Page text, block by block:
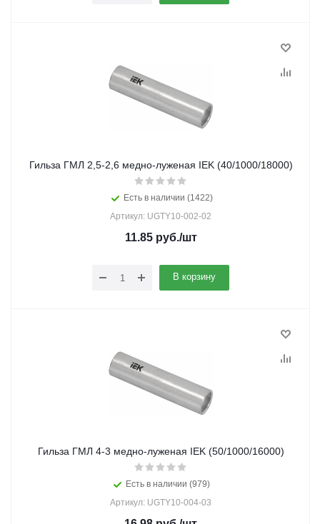
Гильза ГМЛ 2,5-2,6 медно-луженая IEK (40/1000/18000)
Есть в наличии (1422)
Артикул: UGTY10-002-02
11.85руб./шт
В корзину
Гильза ГМЛ 4-3 медно-луженая IEK (50/1000/16000)
Есть в наличии (979)
Артикул: UGTY10-004-03